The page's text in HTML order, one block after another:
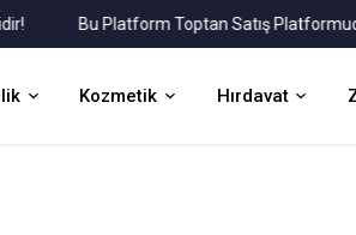
Bu Platform Toptan Satış Platformudur.
Kozmetik Hırdavat